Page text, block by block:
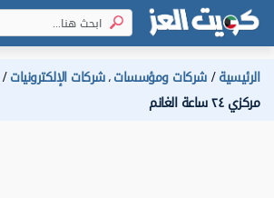
الرئيسية شركات ومؤسسات،شركات الإلكترونيات
مركزي ٢٤ ساعة الغانم